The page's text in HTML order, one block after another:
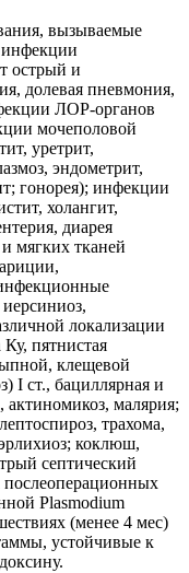
вызываемые
острый и
долевая пневмония,
ЛОР-органов
мочеполовой
уретрит,
эндометрит,
гонорея); инфекции
холангит,
диарея
мягких тканей
локализации
пятнистая
клещевой
I ст., бациллярная и
актиномикоз, малярия;
трахома,
коклюш,
септический
послеоперационных
Plasmodium
(менее 4 мес)
устойчивые к